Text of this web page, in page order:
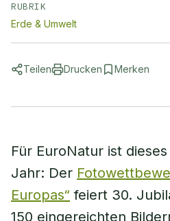
RUBRIK
Erde & Umwelt
Teilen Drucken Merken
Für EuroNatur ist
Jahr: Der
Europas“ feiert 30.
150 eingereichten